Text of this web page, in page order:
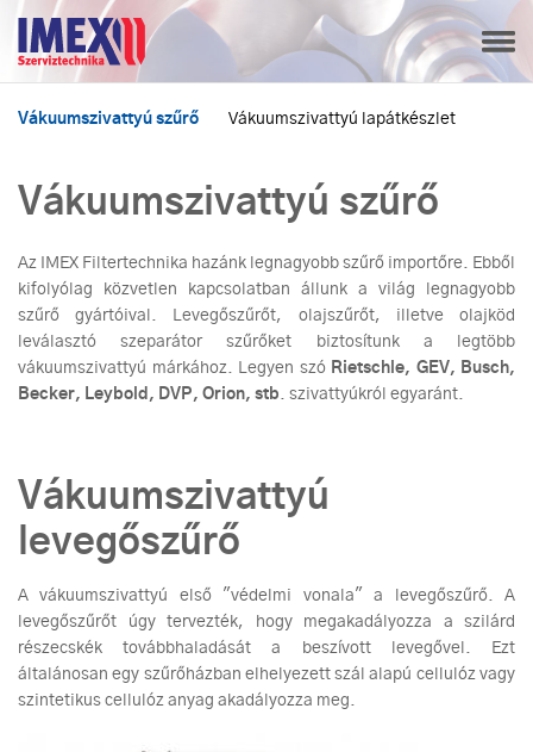
Vákuumszivattyú szűrő Vákuumszivattyú lapátkészlet
Vákuumszivattyú szűrő
Az IMEX Filtertechnika hazánk legnagyobb szűrő importőre. Ebből
kifolyólag közvetlen kapcsolatban állunk a világ legnagyobb
szűrő gyártóival. Levegőszűrőt, olajszűrőt, illetve olajköd
leválasztó szeparátor szűrőket biztosítunk a legtöbb
vákuumszivattyú márkához. Legyen szó Rietschle, GEV, Busch,
Becker, Leybold, DVP, Orion, stb. szivattyúkról egyaránt.
Vákuumszivattyú
levegőszűrő
A vákuumszivattyú első "védelmi vonala" a levegőszűrő. A
levegőszűrőt úgy tervezték, hogy megakadályozza a szilárd
részecskék továbbhaladását a beszívott levegővel. Ezt
általánosan egy szűrőházban elhelyezett szál alapú cellulóz vagy
szintetikus cellulóz anyag akadályozza meg.